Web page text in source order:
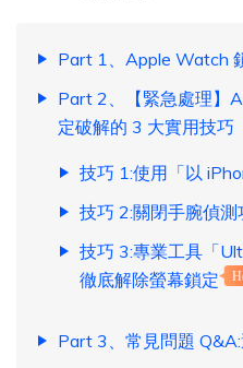
Part 1、Apple Watch
Part 2、【緊急處理】
定破解的 3 大實用技巧
技巧 1:使用「以
技巧 2:關閉手腕偵
技巧 3:專業工具「
徹底解除螢幕鎖定
Part 3、常見問題